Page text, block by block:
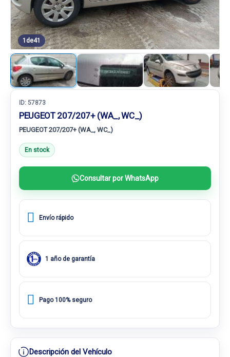
1 de41
ID: 57873
PEUGEOT 207/207+ (WA_, WC_)
PEUGEOT 207/207+ (WA_, WC_)
En stock
Consultar por WhatsApp
Envío rápido
1 año de garantía
Pago 100% seguro
Descripción del Vehículo